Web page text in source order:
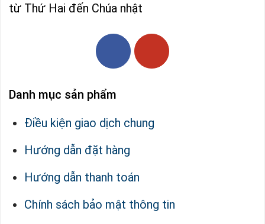
từ Thứ Hai đến Chúa nhật
Danh mục sản phẩm
Điều kiện giao dịch chung
Hướng dẫn đặt hàng
Hướng dẫn thanh toán
Chính sách bảo mật thông tin